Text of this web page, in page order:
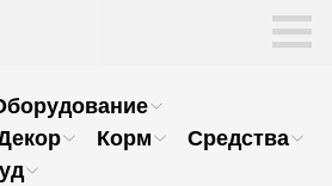
Корм
Средства